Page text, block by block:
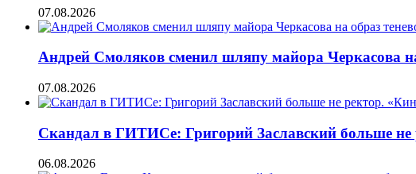
07.08.2026
Андрей Смоляков сменил шляпу майора Черкасова
07.08.2026
Скандал в ГИТИСе: Григорий Заславский больше
06.08.2026